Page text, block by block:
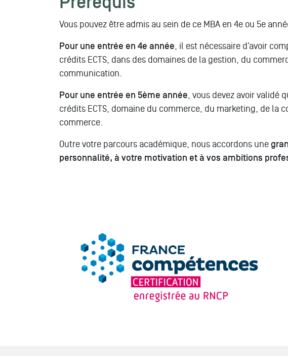
Vous pouvez être admis au sein de ce MBA en 4e ou 5e
Pour une entrée en 4e année , il est nécessaire d’avoir
crédits ECTS, dans des domaines de la gestion, du
communication.
Pour une entrée en 5ème année , vous devez avoir validé
crédits ECTS, domaine du commerce, du marketing, de la
commerce.
Outre votre parcours académique, nous accordons une
personnalité, à votre motivation et à vos ambitions